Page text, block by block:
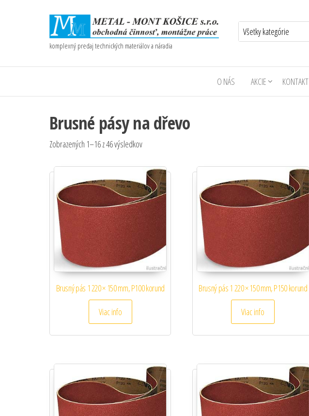
komplexný predaj technických materiálov a náradia
O NÁS AKCIE KONTAKT
Brusné pásy na dřevo
Zobrazených 1–16 z 46 výsledkov
Brusný pás 1 220 × 150 mm, P100 korund
Viac info
Brusný pás 1 220 × 150 mm, P150 korund
Viac info